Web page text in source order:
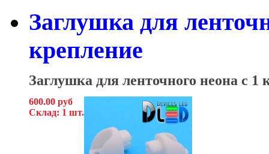
Заглушка для
крепление
Заглушка для ленточного неона с 1
600.00 руб
Склад: 1 шт.